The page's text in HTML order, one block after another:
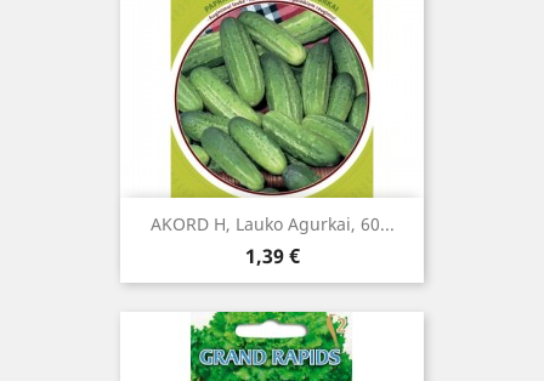
AKORD H, Lauko Agurkai, 60...
Kaina
1,39 €